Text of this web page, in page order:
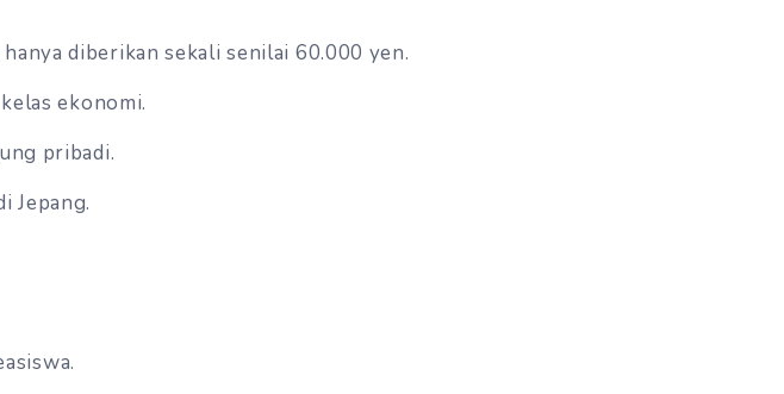
diberikan sekali senilai 60.000 yen.
ekonomi.
pribadi.
Jepang.